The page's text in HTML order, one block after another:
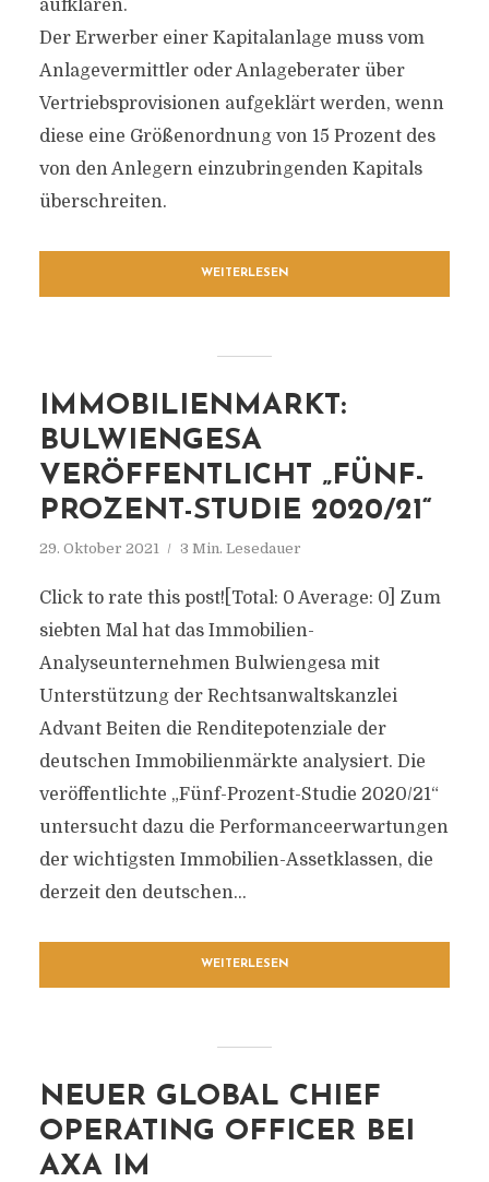
aufklären.
Der Erwerber einer Kapitalanlage muss vom
Anlagevermittler oder Anlageberater über
Vertriebsprovisionen aufgeklärt werden, wenn
diese eine Größenordnung von 15 Prozent des
von den Anlegern einzubringenden Kapitals
überschreiten.
WEITERLESEN
IMMOBILIENMARKT:
BULWIENGESA
VERÖFFENTLICHT „FÜNF-
PROZENT-STUDIE 2020/21“
29. Oktober 2021 3 Min. Lesedauer
Click to rate this post![Total: 0 Average: 0] Zum
siebten Mal hat das Immobilien-
Analyseunternehmen Bulwiengesa mit
Unterstützung der Rechtsanwaltskanzlei
Advant Beiten die Renditepotenziale der
deutschen Immobilienmärkte analysiert. Die
veröffentlichte „Fünf-Prozent-Studie 2020/21“
untersucht dazu die Performanceerwartungen
der wichtigsten Immobilien-Assetklassen, die
derzeit den deutschen...
WEITERLESEN
NEUER GLOBAL CHIEF
OPERATING OFFICER BEI
AXA IM